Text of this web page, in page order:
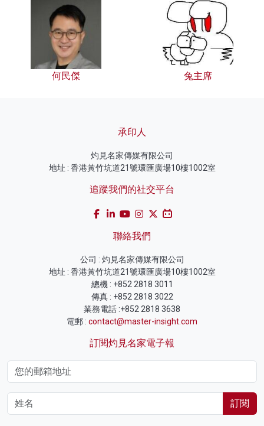
何民傑 兔主席
承印人
灼見名家傳媒有限公司
地址 : 香港黃竹坑道21號環匯廣場10樓1002室
追蹤我們的社交平台
聯絡我們
公司 : 灼見名家傳媒有限公司
地址 : 香港黃竹坑道21號環匯廣場10樓1002室
總機 : +852 2818 3011
傳真 : +852 2818 3022
業務電話 :+852 2818 3638
電郵 : contact@master-insight.com
訂閱灼見名家電子報
訂閱